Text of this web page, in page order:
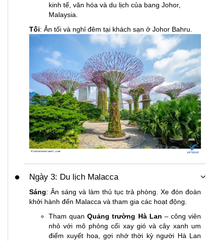
kinh tế, văn hóa và du lịch của bang Johor,
Malaysia.
Tối: Ăn tối và nghỉ đêm tại khách sạn ở Johor Bahru.
Ngày 3: Du lịch Malacca
Sáng: Ăn sáng và làm thủ tục trả phòng. Xe đón đoàn
khởi hành đến Malacca và tham gia các hoạt động.
Tham quanQuảng trường Hà Lan – công viên
nhỏ với mô phỏng cối xay gió và cây xanh um
điểm xuyết hoa, gợi nhớ thời kỳ người Hà Lan